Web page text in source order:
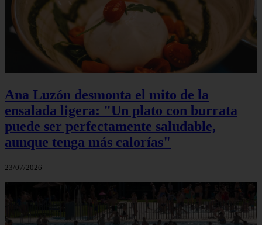
Ana Luzón desmonta el mito de la
ensalada ligera: "Un plato con burrata
puede ser perfectamente saludable,
aunque tenga más calorías"
23/07/2026